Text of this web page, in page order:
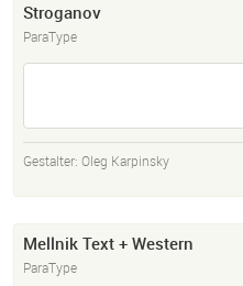
Stroganov
ParaType
Gestalter: Oleg Karpinsky
Mellnik Text + Western
ParaType